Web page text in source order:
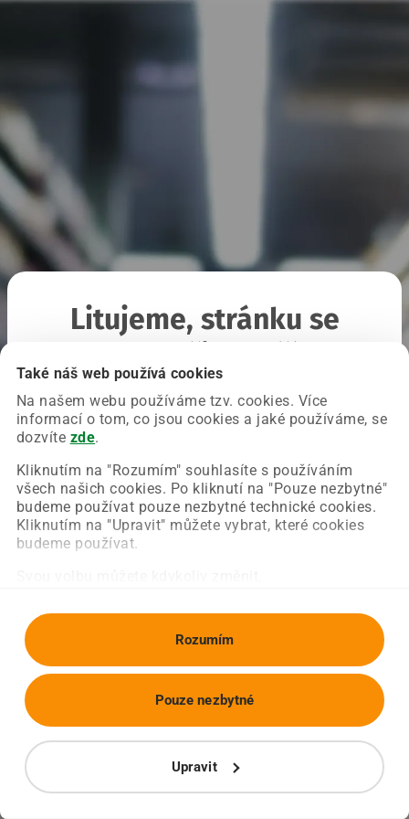
Také náš web používá cookies
Na našem webu používáme tzv. cookies. Více
informací o tom, co jsou cookies a jaké používáme, se
dozvíte zde.
Kliknutím na "Rozumím" souhlasíte s používáním
všech našich cookies. Po kliknutí na "Pouze nezbytné"
budeme používat pouze nezbytné technické cookies.
Kliknutím na "Upravit" můžete vybrat, které cookies
budeme používat.
Rozumím
Upravit
Pouze nezbytné
Litujeme, stránku se
Chyba nastala na naší straně a už ji opravujeme.
Zkuste prosím znovu načíst požadovanou stránku.
Obnovit stránku Úvodní strana